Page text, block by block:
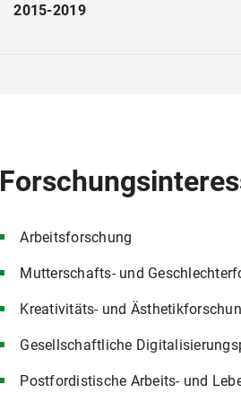
2015-2019
2011-2015
2003-2010
Arbeitsforschung
Mutterschafts- und
Kreativitäts- und
Gesellschaftliche
Postfordistische Arbeits- und